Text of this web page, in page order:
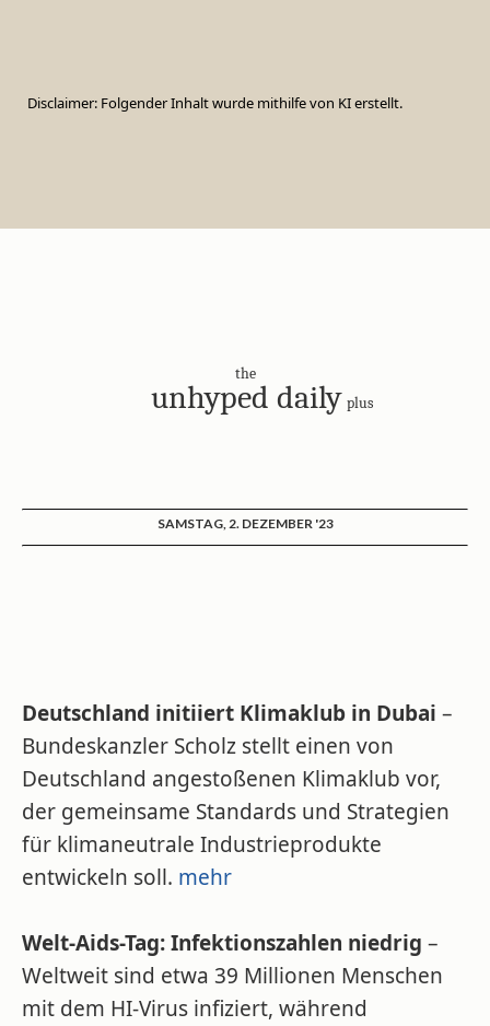
Disclaimer: Folgender Inhalt wurde mithilfe von KI erstellt.
the
unhyped daily plus
SAMSTAG, 2. DEZEMBER '23
Deutschland initiiert Klimaklub in Dubai –
Bundeskanzler Scholz stellt einen von
Deutschland angestoßenen Klimaklub vor,
der gemeinsame Standards und Strategien
für klimaneutrale Industrieprodukte
entwickeln soll. mehr
Welt-Aids-Tag: Infektionszahlen niedrig –
Weltweit sind etwa 39 Millionen Menschen
mit dem HI-Virus infiziert, während